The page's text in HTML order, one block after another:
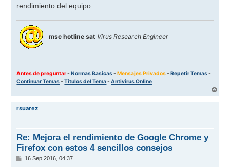
rendimiento del equipo.
msc hotline sat Virus Research Engineer
Antes de preguntar-Normas Basicas-Mensajes Privados-Repetir Temas-
Continuar Temas-Titulos del Tema-Antivirus Online
r
rsuarez
Re: Mejora el rendimiento de Google Chrome y
Firefox con estos 4 sencillos consejos
M16 Sep 2016, 04:37